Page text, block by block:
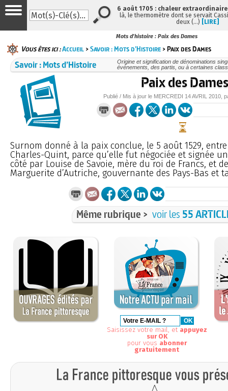
Mots d'histoire : Paix des Dames
Vous êtes ici :Accueil >Savoir : Mots d’Histoire > Paix des Dames
Savoir : Mots d’Histoire
Origine et signification de dénominations
événements, des partis, ou à certaines
Paix des Dames
Publié / Mis à jour le MERCREDI 14 AVRIL 2010,
Surnom donné à la paix conclue, le 5 août 1529,
Charles-Quint, parce qu’elle fut négociée et signée
côté par Louise de Savoie, mère du roi de Francs, et
Marguerite d’Autriche, gouvernante des Pays-Bas et
Même rubrique > voir les 55
Saisissez votre mail, et appuyez
sur OK
pour vous abonner
gratuitement
6 août 1705 : chaleur
là, le thermomètre dont se servait
deux (…) [LIRE]